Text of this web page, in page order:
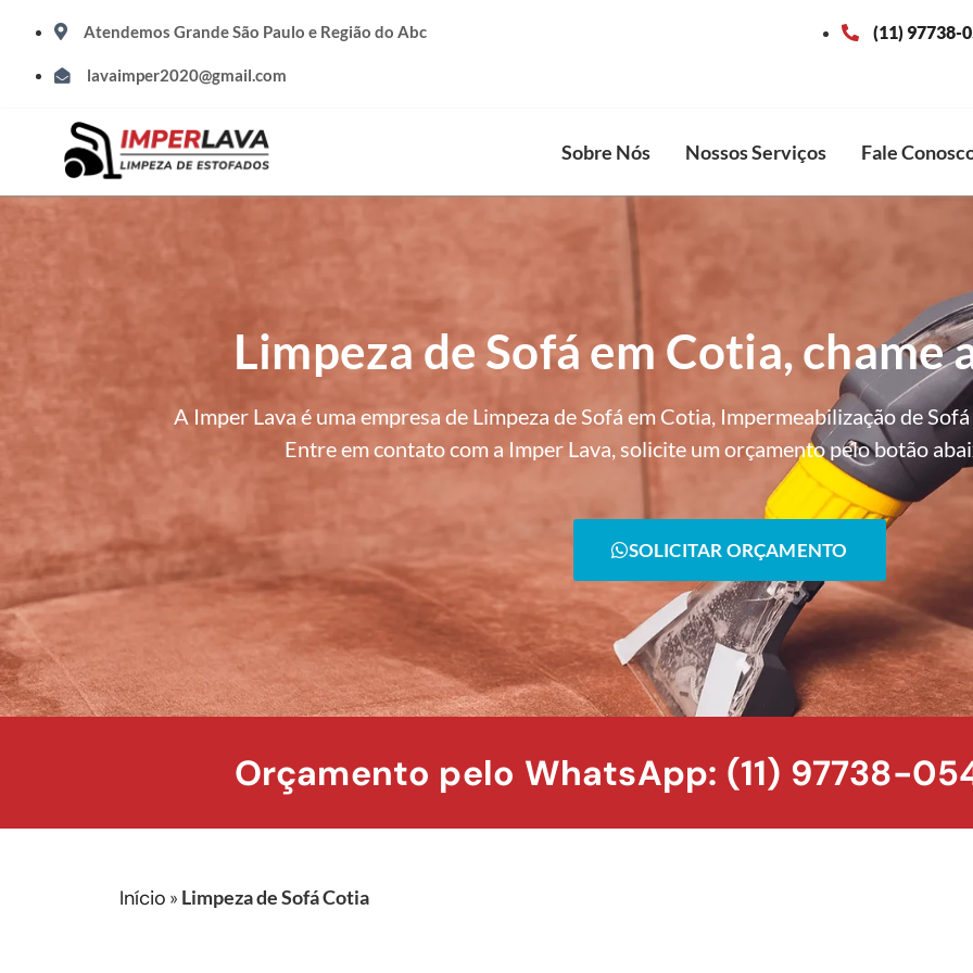
Atendemos Grande São Paulo e Região do Abc
lavaimper2020@gmail.com
(11) 97738-
Sobre Nós Nossos Serviços Fale
Limpeza de Sofá em Cotia, chame
A Imper Lava é uma empresa de Limpeza de Sofá em Cotia, Impermeabilização de
Entre em contato com a Imper Lava, solicite um orçamento pelo botão
SOLICITAR ORÇAMENTO
Orçamento pelo WhatsApp: (11) 97738-
Início » Limpeza de Sofá Cotia